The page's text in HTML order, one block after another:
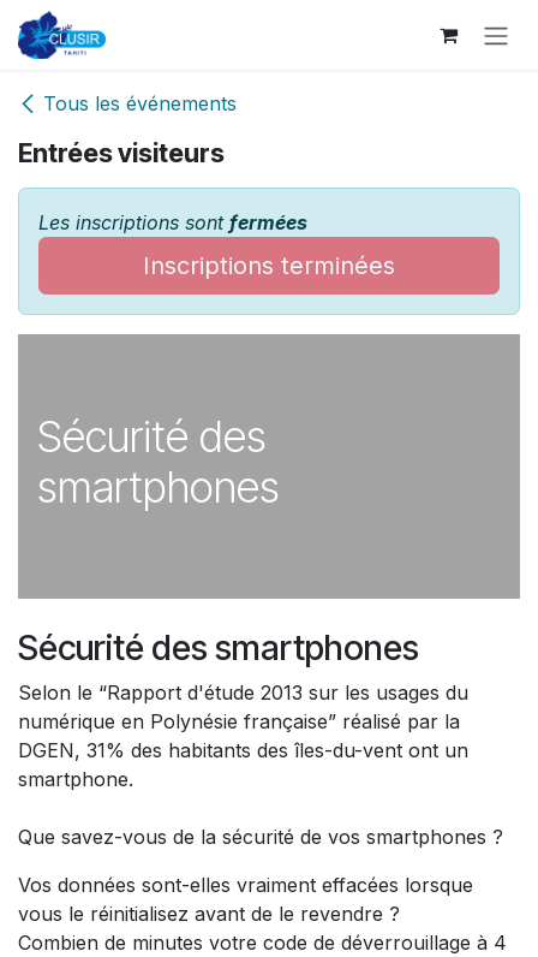
Se rendre au contenu
Tous les événements
Entrées visiteurs
Les inscriptions sont fermées
Inscriptions terminées
Sécurité des
smartphones
Sécurité des smartphones
Selon le “Rapport d'étude 2013 sur les usages du
numérique en Polynésie française” réalisé par la
DGEN, 31% des habitants des îles-du-vent ont un
smartphone.
Que savez-vous de la sécurité de vos smartphones ?
Vos données sont-elles vraiment effacées lorsque
vous le réinitialisez avant de le revendre ?
Combien de minutes votre code de déverrouillage à 4